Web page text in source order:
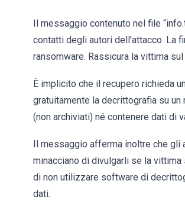
Il messaggio contenuto nel file
contatti degli autori dell'attacco. La
ransomware. Rassicura la vittima
È implicito che il recupero richieda
gratuitamente la decrittografia su
(non archiviati) né contenere dati di
Il messaggio afferma inoltre che
minacciano di divulgarli se la
di non utilizzare software di
dati.